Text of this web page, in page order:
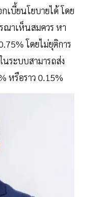
เบี้ยนโยบายได้ โดย
ณาเห็นสมควร หา
โดยไม่ยุติการ
ระบบสามารถส่ง
หรือราว 0.15%